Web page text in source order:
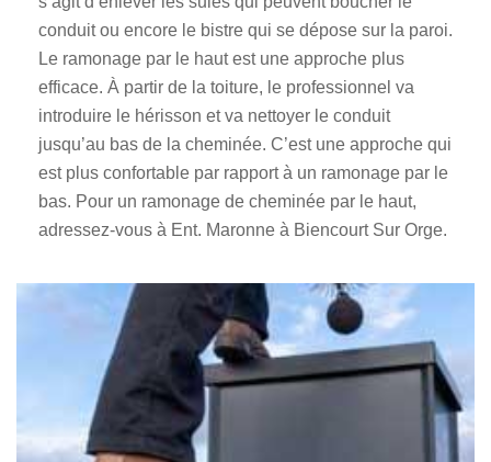
conduit ou encore le bistre qui se dépose sur la paroi.
Le ramonage par le haut est une approche plus
efficace. À partir de la toiture, le professionnel va
introduire le hérisson et va nettoyer le conduit
jusqu’au bas de la cheminée. C’est une approche qui
est plus confortable par rapport à un ramonage par le
bas. Pour un ramonage de cheminée par le haut,
adressez-vous à Ent. Maronne à Biencourt Sur Orge.